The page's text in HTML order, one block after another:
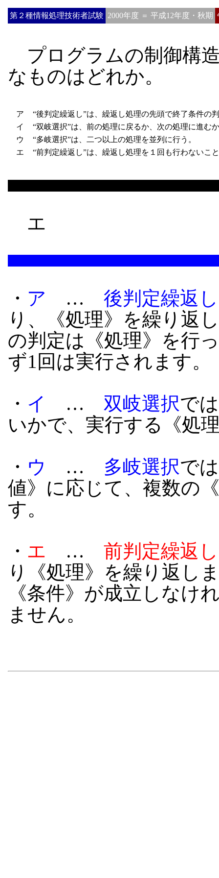
第２種情報処理技術者試験 2000年度 ＝ 平成12年度・秋期
プログラムの制御構
なものはどれか。
ア
“後判定繰返し”は、繰返し処理の先頭で終了条件の
イ
“双岐選択”は、前の処理に戻るか、次の処理に進む
ウ
“多岐選択”は、二つ以上の処理を並列に行う。
エ
“前判定繰返し”は、繰返し処理を１回も行わないこ
エ
・ ア … 後判定繰返し
り、《処理》を繰り返
の判定は《処理》を行
ず1回は実行されます。
・ イ … 双岐選択で
いかで、実行する《処
・ ウ … 多岐選択で
値》に応じて、複数の
す。
・ エ … 前判定繰返し
り《処理》を繰り返し
《条件》が成立しなけ
ません。